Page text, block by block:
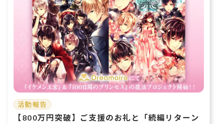
活動報告
【800万円突破】ご支援のお礼と「続編リターン